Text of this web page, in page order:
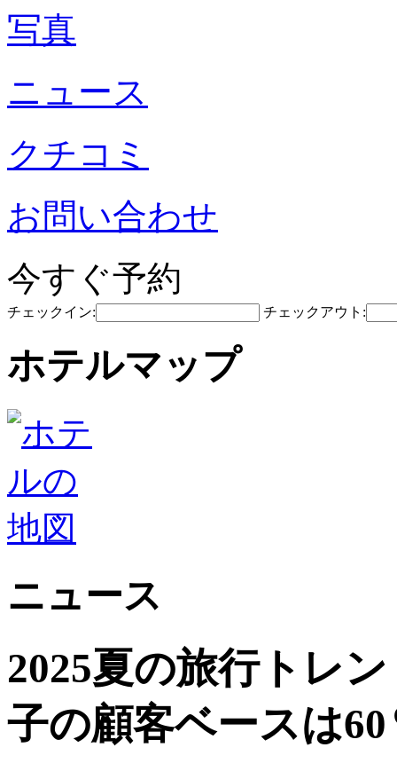
写真
ニュース
クチコミ
お問い合わせ
今すぐ予約
チェックイン: チェックアウト:
ホテルマップ
ニュース
2025夏の旅行トレ
子の顧客ベースは